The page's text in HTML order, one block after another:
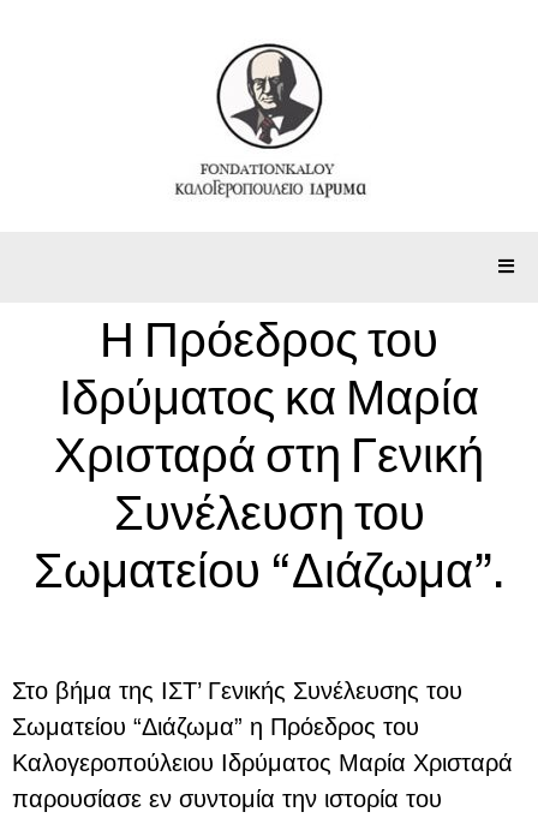
Η Πρόεδρος του
Ιδρύματος κα Μαρία
Χρισταρά στη Γενική
Συνέλευση του
Σωματείου “Διάζωμα”.
Στο βήμα της ΙΣΤ’ Γενικής Συνέλευσης του
Σωματείου “Διάζωμα” η Πρόεδρος του
Καλογεροπούλειου Ιδρύματος Μαρία Χρισταρά
παρουσίασε εν συντομία την ιστορία του